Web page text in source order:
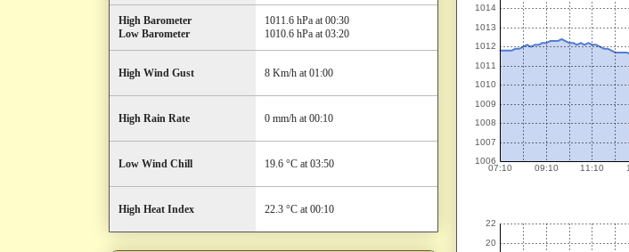
High Barometer
Low Barometer
1011.6 hPa at 00:30
1010.6 hPa at 03:20
High Wind Gust 8 Km/h at 01:00
High Rain Rate 0 mm/h at 00:10
Low Wind Chill 19.6 °C at 03:50
High Heat Index 22.3 °C at 00:10